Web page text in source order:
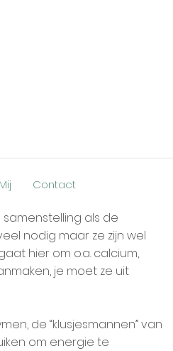
Contact
als de
nodig maar ze zijn wel
hier om o.a. calcium,
je moet ze uit
de “klusjesmannen” van
om energie te